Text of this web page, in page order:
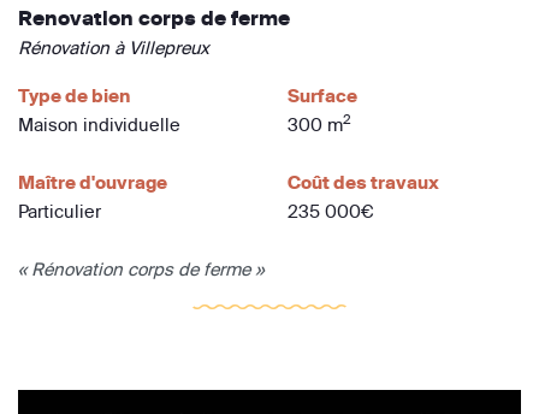
Renovation corps de ferme
Rénovation à Villepreux
Type de bien
Maison individuelle
Surface
300 m2
Maître d'ouvrage
Particulier
Coût des travaux
235 000€
« Rénovation corps de ferme »